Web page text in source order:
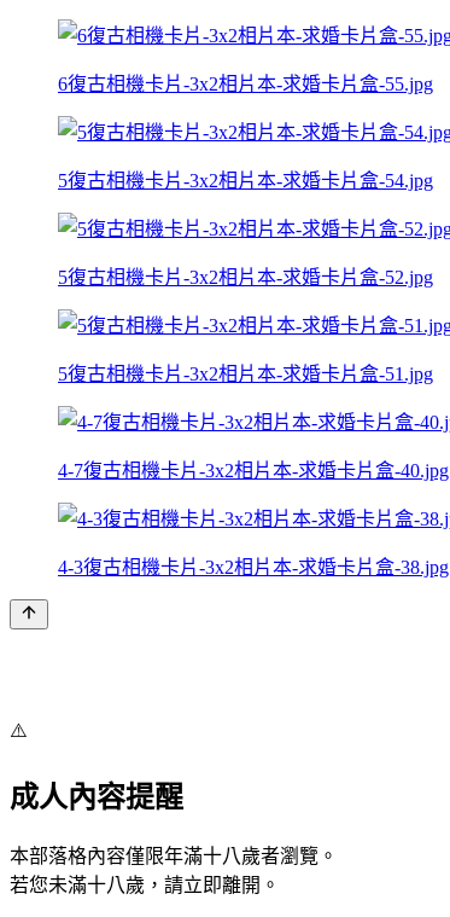
6復古相機卡片-3x2相片本-求婚卡片盒-55.jpg
5復古相機卡片-3x2相片本-求婚卡片盒-54.jpg
5復古相機卡片-3x2相片本-求婚卡片盒-52.jpg
5復古相機卡片-3x2相片本-求婚卡片盒-51.jpg
4-7復古相機卡片-3x2相片本-求婚卡片盒-40.jpg
4-3復古相機卡片-3x2相片本-求婚卡片盒-38.jpg
⚠️
成人內容提醒
本部落格內容僅限年滿十八歲者瀏覽。
若您未滿十八歲，請立即離開。